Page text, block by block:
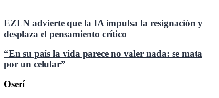
EZLN advierte que la IA impulsa la resignación y
desplaza el pensamiento crítico
“En su país la vida parece no valer nada: se mata
por un celular”
Oserí